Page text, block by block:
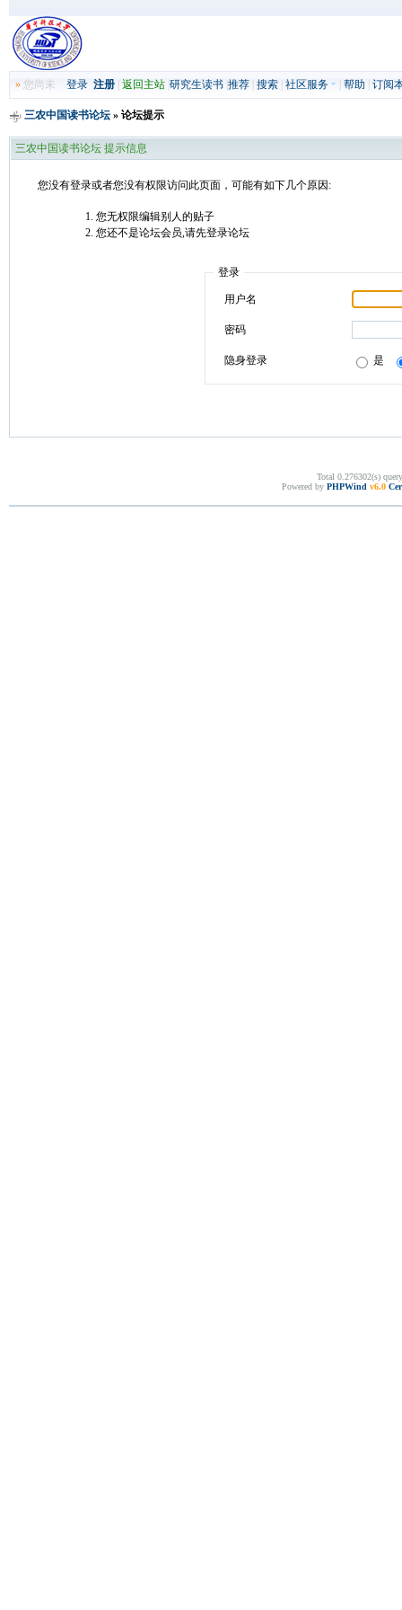
»您尚未 登录 注册| 返回主站| 研究生读书| 推荐| 搜索| 社区服务 帮助 订阅
三农中国读书论坛» 论坛提示
三农中国读书论坛 提示信息
您没有登录或者您没有权限访问此页面，可能有如下几个原因:
您无权限编辑别人的贴子
您还不是论坛会员,请先登录论坛
登录
用户名
密码
隐身登录 是
Total 0.276302(s)
Powered by PHPWind v6.0